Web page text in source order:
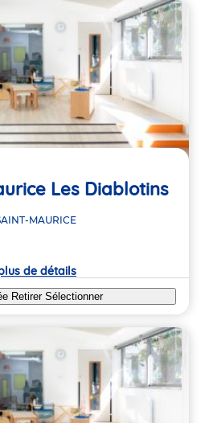
Les Diablotins
MAURICE
de détails
Retirer Sélectionner